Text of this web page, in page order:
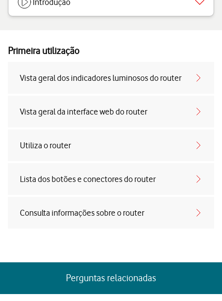
Introdução
Primeira utilização
Vista geral dos indicadores luminosos do router
Vista geral da interface web do router
Utiliza o router
Lista dos botões e conectores do router
Consulta informações sobre o router
Perguntas relacionadas